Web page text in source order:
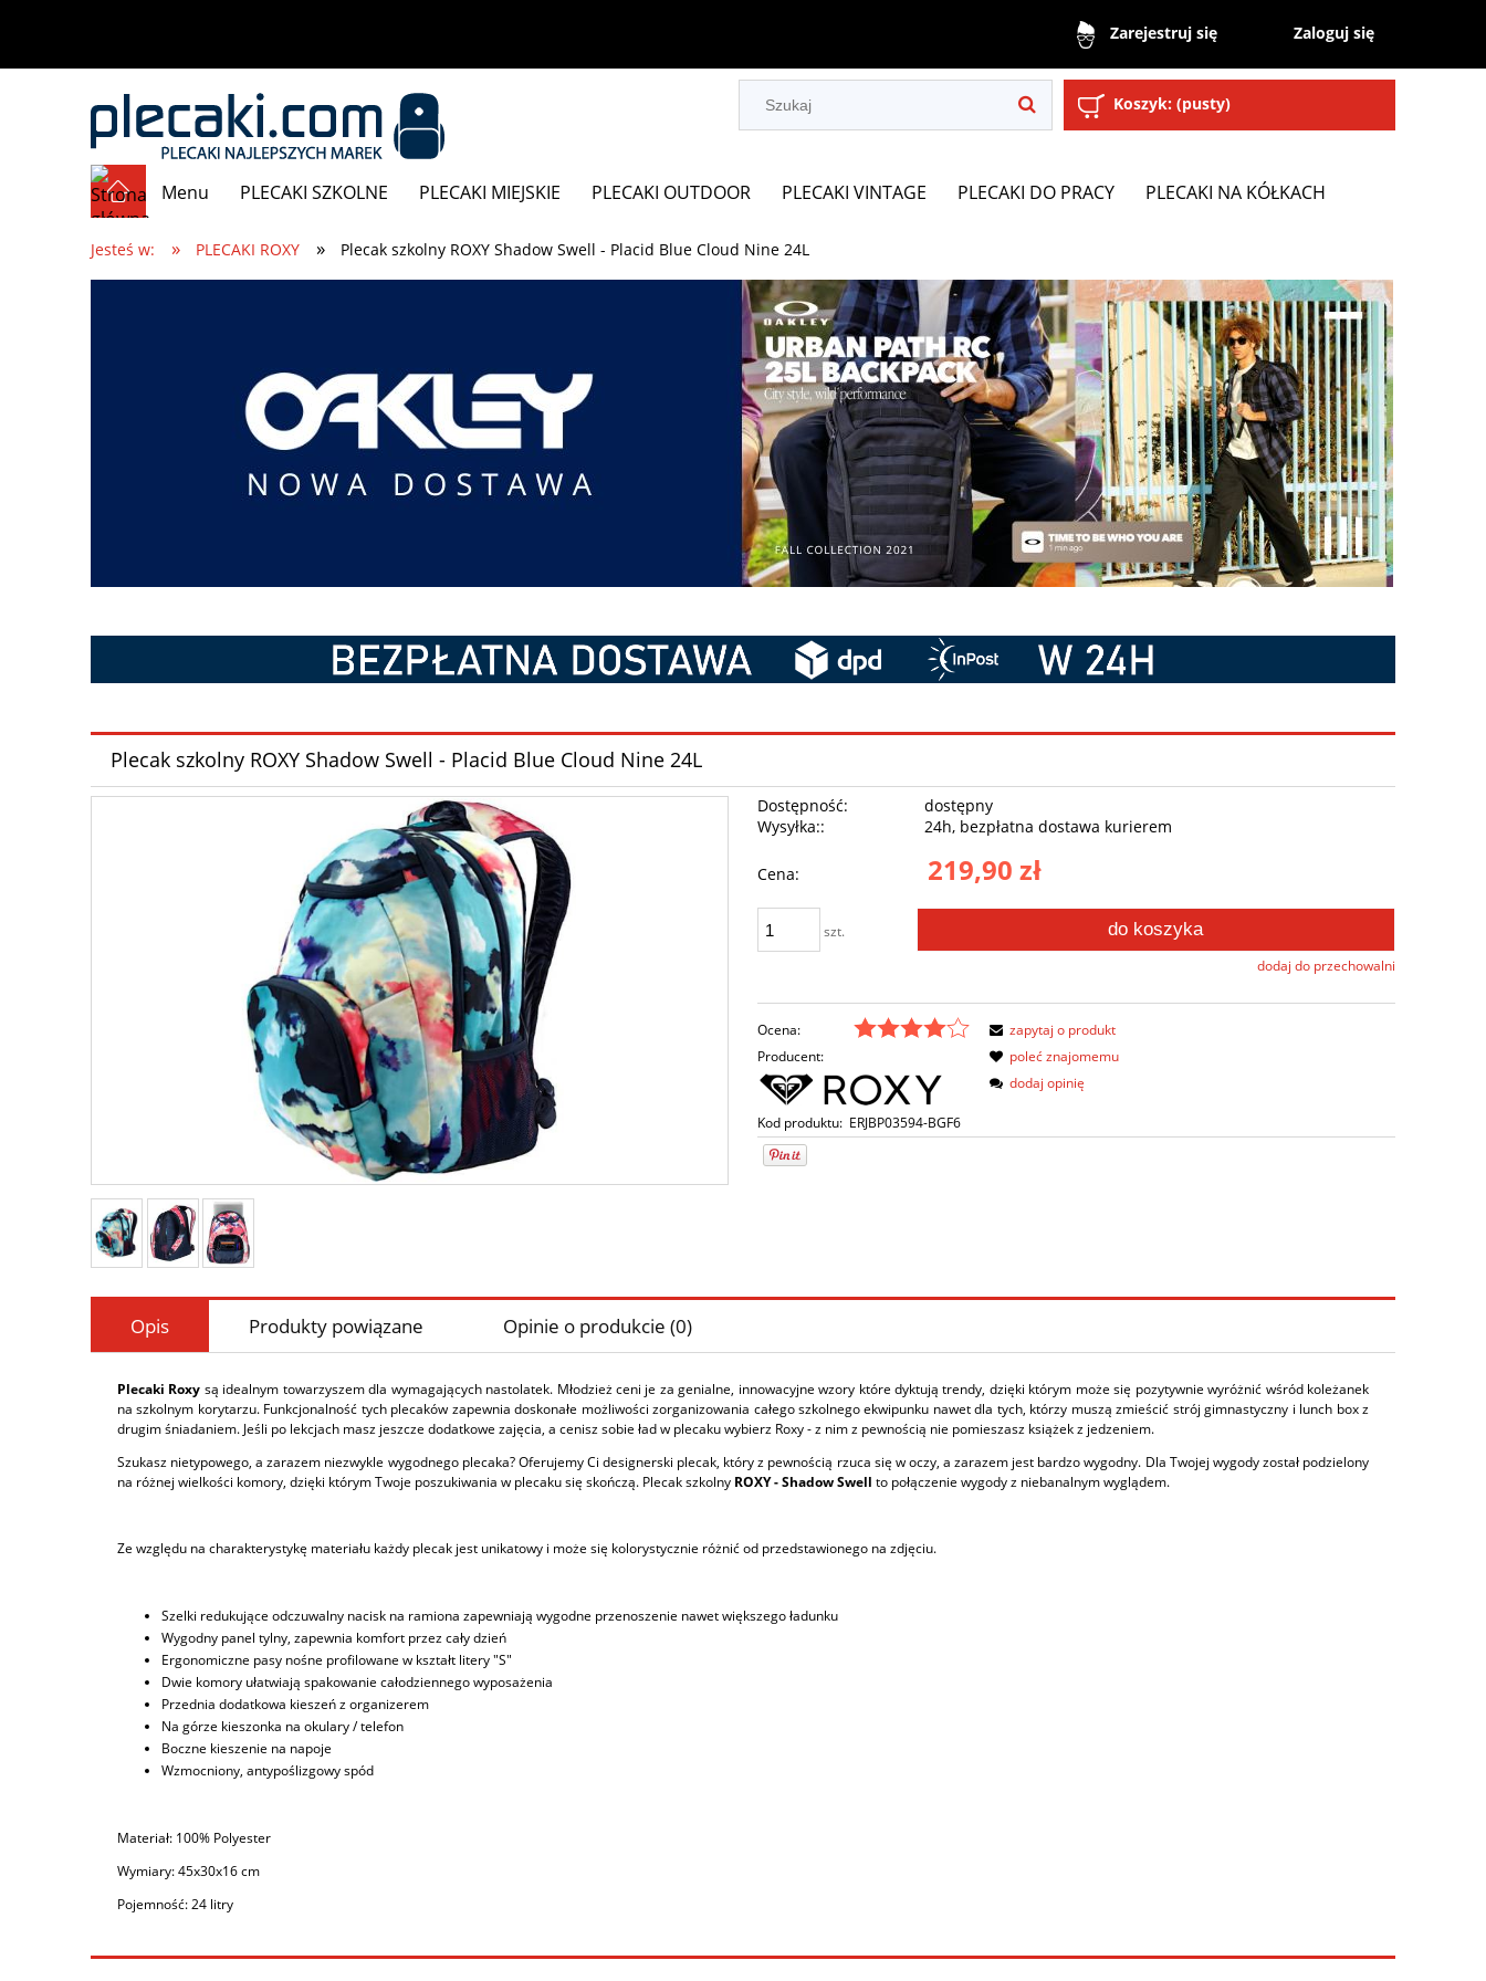
Zarejestruj się Zaloguj się
Koszyk: (pusty)
Menu PLECAKI SZKOLNE PLECAKI MIEJSKIE PLECAKI OUTDOOR PLECAKI VINTAGE PLECAKI DO PRACY PLECAKI NA KÓŁKACH
Promocje
Jesteś w: » PLECAKI ROXY » Plecak szkolny ROXY Shadow Swell - Placid Blue Cloud Nine 24L
Plecak szkolny ROXY Shadow Swell - Placid Blue Cloud Nine 24L
Dostępność:
dostępny
Wysyłka::
24h, bezpłatna dostawa kurierem
Cena: 219,90 zł
szt. do koszyka
dodaj do przechowalni
Ocena:
Producent:
Kod produktu: ERJBP03594-BGF6
zapytaj o produkt
poleć znajomemu
dodaj opinię
Opis Produkty powiązane Opinie o produkcie (0)
Plecaki Roxy są idealnym towarzyszem dla wymagających nastolatek. Młodzież ceni je za genialne, innowacyjne wzory które dyktują trendy, dzięki którym może się pozytywnie wyróżnić wśród koleżanek
na szkolnym korytarzu. Funkcjonalność tych plecaków zapewnia doskonałe możliwości zorganizowania całego szkolnego ekwipunku nawet dla tych, którzy muszą zmieścić strój gimnastyczny i lunch box z
drugim śniadaniem. Jeśli po lekcjach masz jeszcze dodatkowe zajęcia, a cenisz sobie ład w plecaku wybierz Roxy - z nim z pewnością nie pomieszasz książek z jedzeniem.
Szukasz nietypowego, a zarazem niezwykle wygodnego plecaka? Oferujemy Ci designerski plecak, który z pewnością rzuca się w oczy, a zarazem jest bardzo wygodny. Dla Twojej wygody został podzielony
na różnej wielkości komory, dzięki którym Twoje poszukiwania w plecaku się skończą. Plecak szkolny ROXY - Shadow Swell to połączenie wygody z niebanalnym wyglądem.
Ze względu na charakterystykę materiału każdy plecak jest unikatowy i może się kolorystycznie różnić od przedstawionego na zdjęciu.
Szelki redukujące odczuwalny nacisk na ramiona zapewniają wygodne przenoszenie nawet większego ładunku
Wygodny panel tylny, zapewnia komfort przez cały dzień
Ergonomiczne pasy nośne profilowane w kształt litery "S"
Dwie komory ułatwiają spakowanie całodziennego wyposażenia
Przednia dodatkowa kieszeń z organizerem
Na górze kieszonka na okulary / telefon
Boczne kieszenie na napoje
Wzmocniony, antypoślizgowy spód
Materiał: 100% Polyester
Wymiary: 45x30x16 cm
Pojemność: 24 litry